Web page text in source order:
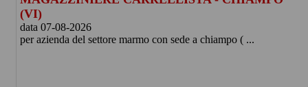
(VI)
data 07-08-2026
per azienda del settore marmo con sede a chiampo ( ...